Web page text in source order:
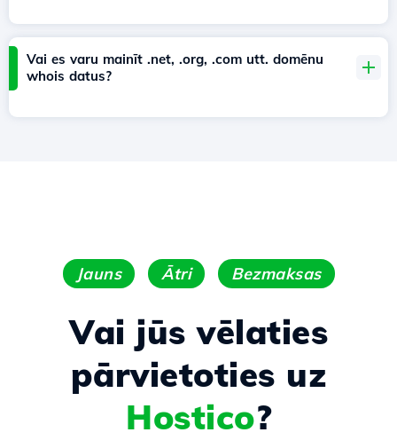
Vai es varu mainīt .net, .org, .com utt. domēnu
whois datus?
Jauns Ātri Bezmaksas
Vai jūs vēlaties
pārvietoties uz
Hostico?